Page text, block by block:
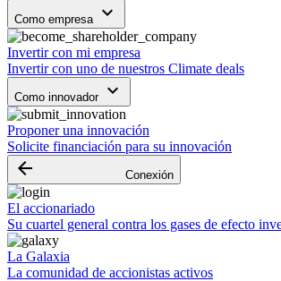
Como empresa keyboard_arrow_down
Invertir con mi empresa
Invertir con uno de nuestros Climate deals
Como innovador keyboard_arrow_down
Proponer una innovación
Solicite financiación para su innovación
arrow_backward Conexión
El accionariado
Su cuartel general contra los gases de efecto
La Galaxia
La comunidad de accionistas activos